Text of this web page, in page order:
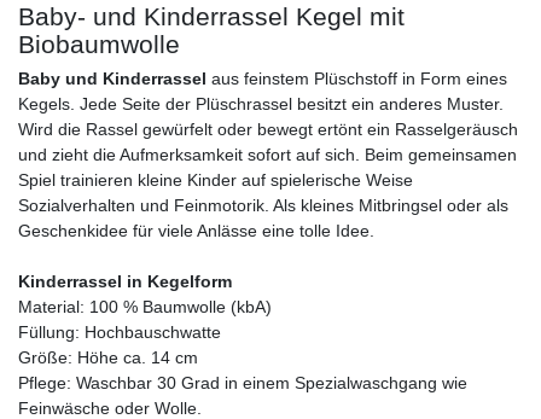
Baby- und Kinderrassel Kegel mit
Biobaumwolle
Baby und Kinderrassel aus feinstem Plüschstoff in Form eines
Kegels. Jede Seite der Plüschrassel besitzt ein anderes Muster.
Wird die Rassel gewürfelt oder bewegt ertönt ein Rasselgeräusch
und zieht die Aufmerksamkeit sofort auf sich. Beim gemeinsamen
Spiel trainieren kleine Kinder auf spielerische Weise
Sozialverhalten und Feinmotorik. Als kleines Mitbringsel oder als
Geschenkidee für viele Anlässe eine tolle Idee.
Kinderrassel in Kegelform
Material: 100 % Baumwolle (kbA)
Füllung: Hochbauschwatte
Größe: Höhe ca. 14 cm
Pflege: Waschbar 30 Grad in einem Spezialwaschgang wie
Feinwäsche oder Wolle.